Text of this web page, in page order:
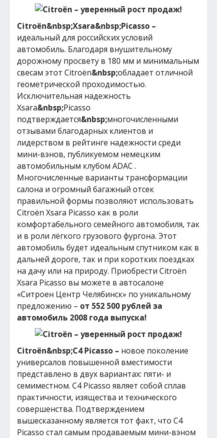
Citroёn&nbsp;Xsara&nbsp;Picasso –
идеальный для российских условий
автомобиль. Благодаря внушительному
дорожному просвету в 180 мм и минимальным
свесам этот Citroёn&nbsp;обладает отличной
геометрической проходимостью.
Исключительная надежность
Xsara&nbsp;Picasso
подтверждается&nbsp;многочисленными
отзывами благодарных клиентов и
лидерством в рейтинге надежности среди
мини-вэнов, публикуемом немецким
автомобильным клубом ADAC .
Многочисленные варианты трансформации
салона и огромный багажный отсек
правильной формы позволяют использовать
Citroёn Xsara Picasso как в роли
комфортабельного семейного автомобиля, так
и в роли лёгкого грузового фургона. Этот
автомобиль будет идеальным спутником как в
дальней дороге, так и при коротких поездках
на дачу или на природу. Приобрести Citroёn
Xsara Picasso вы можете в автосалоне
«Ситроен Центр Челябинск» по уникальному
предложению – от 552 500 рублей за
автомобиль 2008 года выпуска!
Citroёn&nbsp;C4Picasso – новое поколение
универсалов повышенной вместимости
представлено в двух вариантах: пяти- и
семиместном. C4 Picasso являет собой сплав
практичности, изящества и технического
совершенства. Подтверждением
вышесказанному является тот факт, что C4
Picasso стал самым продаваемым мини-вэном